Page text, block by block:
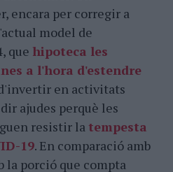
encara per corregir a
model de
que hipoteca les
a l'hora d'estendre
en activitats
ajudes perquè les
resistir la tempesta
19. En comparació amb
la porció que compta